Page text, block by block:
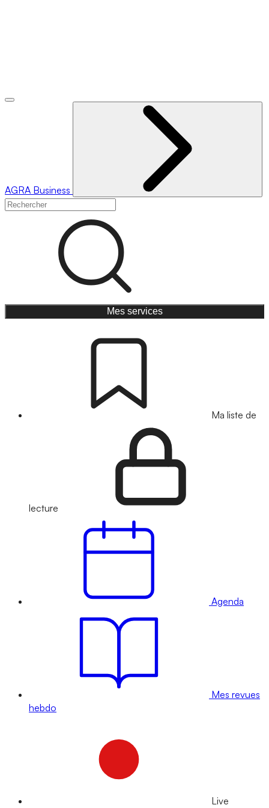
AGRA Business
Mes services
Ma liste de
lecture
Agenda
Mes revues
hebdo
Live